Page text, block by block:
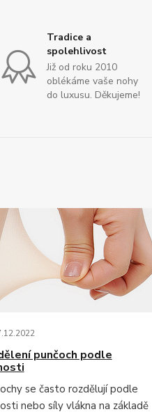
Tradice a
spolehlivost
Již od roku 2010
oblékáme vaše nohy
do luxusu. Děkujeme!
.12.2022
punčoch podle
se často rozdělují podle
nebo síly vlákna na základě